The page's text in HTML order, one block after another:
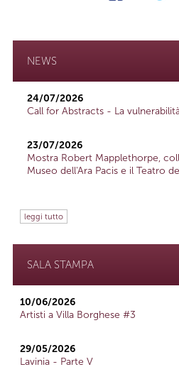
NEWS
24/07/2026
Call for Abstracts - La
23/07/2026
Mostra Robert Mapplethorpe,
Museo dell'Ara Pacis e il Teatro
leggi tutto
SALA STAMPA
10/06/2026
Artisti a Villa Borghese #3
29/05/2026
Lavinia - Parte V